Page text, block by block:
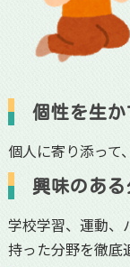
個性を生か
個人に寄り添って
興味のあ
学校学習、運動、
持った分野を徹底